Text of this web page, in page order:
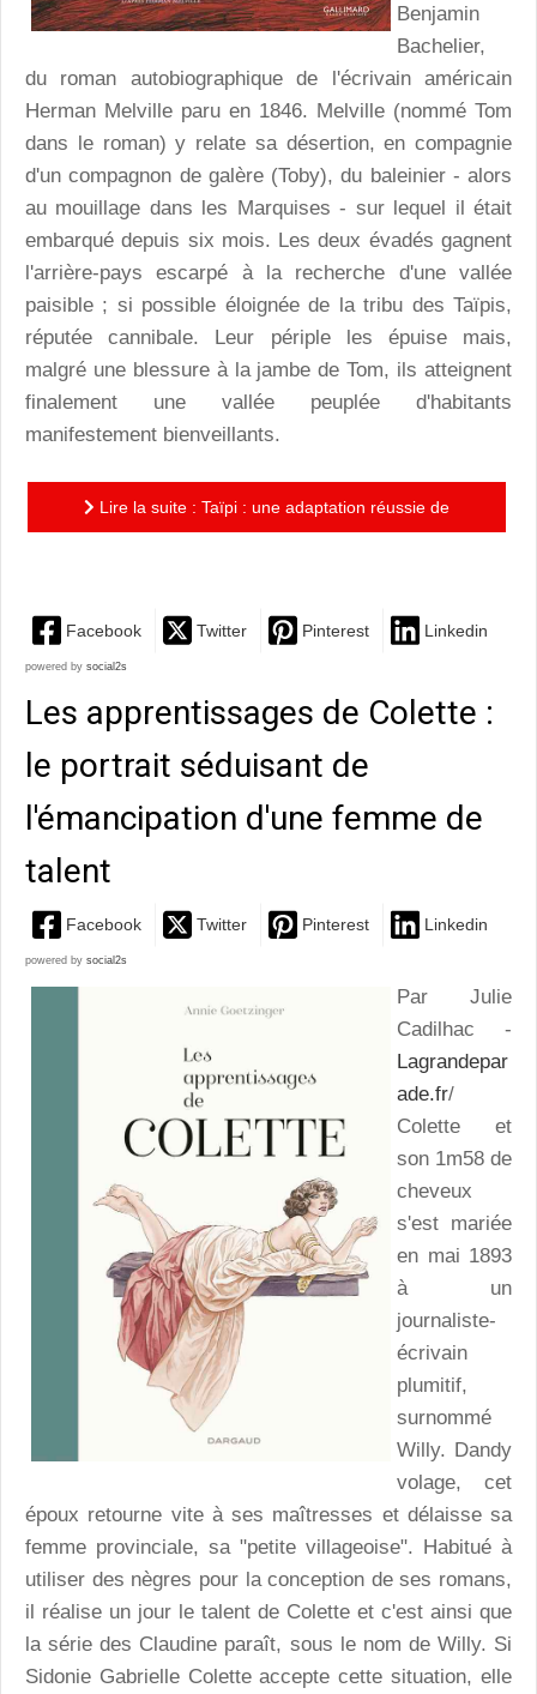
Benjamin
Bachelier,
du roman autobiographique de l'écrivain américain
Herman Melville paru en 1846. Melville (nommé Tom
dans le roman) y relate sa désertion, en compagnie
d'un compagnon de galère (Toby), du baleinier - alors
au mouillage dans les Marquises - sur lequel il était
embarqué depuis six mois. Les deux évadés gagnent
l'arrière-pays escarpé à la recherche d'une vallée
paisible ; si possible éloignée de la tribu des Taïpis,
réputée cannibale. Leur périple les épuise mais,
malgré une blessure à la jambe de Tom, ils atteignent
finalement une vallée peuplée d'habitants
manifestement bienveillants.
Lire la suite : Taïpi : une adaptation réussie de
Facebook Twitter Pinterest Linkedin
powered by social2s
Les apprentissages de Colette :
le portrait séduisant de
l'émancipation d'une femme de
talent
Facebook Twitter Pinterest Linkedin
powered by social2s
Par Julie
Cadilhac -
Lagrandepar
ade.fr/
Colette et
son 1m58 de
cheveux
s'est mariée
en mai 1893
à un
journaliste-
écrivain
plumitif,
surnommé
Willy. Dandy
volage, cet
époux retourne vite à ses maîtresses et délaisse sa
femme provinciale, sa "petite villageoise". Habitué à
utiliser des nègres pour la conception de ses romans,
il réalise un jour le talent de Colette et c'est ainsi que
la série des Claudine paraît, sous le nom de Willy. Si
Sidonie Gabrielle Colette accepte cette situation, elle